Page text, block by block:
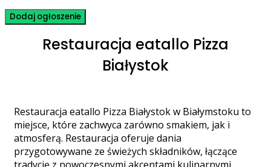
Dodaj ogłoszenie
Restauracja eatallo Pizza
Białystok
Restauracja eatallo Pizza Białystok w Białymstoku to
miejsce, które zachwyca zarówno smakiem, jak i
atmosferą. Restauracja oferuje dania
przygotowywane ze świeżych składników, łączące